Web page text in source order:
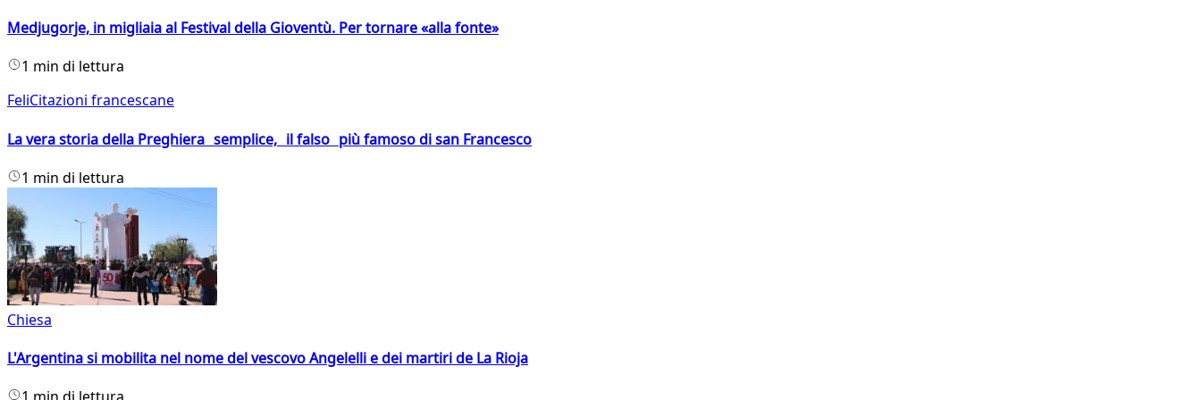
Medjugorje, in migliaia al Festival della Gioventù. Per tornare «alla fonte»
1 min di lettura
FeliCitazioni francescane
La vera storia della Preghiera semplice, il falso più famoso di san Francesco
1 min di lettura
Chiesa
L'Argentina si mobilita nel nome del vescovo Angelelli e dei martiri de La Rioja